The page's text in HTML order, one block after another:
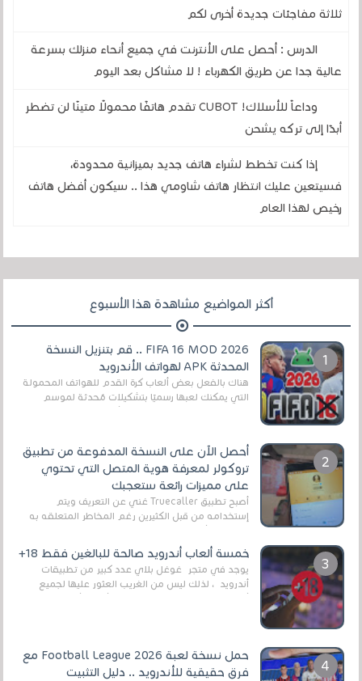
ثلاثة مفاجئات جديدة أخرى لكم
الدرس : أحصل على الأنترنت في جميع أنحاء منزلك بسرعة
عالية جدا عن طريق الكهرباء ! لا مشاكل بعد اليوم
وداعاً للأسلاك! CUBOT تقدم هاتفًا محمولًا متينًا لن تضطر
أبدًا إلى تركه يشحن
إذا كنت تخطط لشراء هاتف جديد بميزانية محدودة،
فسيتعين عليك انتظار هاتف شاومي هذا .. سيكون أفضل هاتف
رخيص لهذا العام
أكثر المواضيع مشاهدة هذا الأسبوع
FIFA 16 MOD 2026 .. قم بتنزيل النسخة
المحدثة APK لهواتف الأندرويد
هناك بالفعل بعض ألعاب كرة القدم للهواتف المحمولة
التي يمكنك لعبها رسميًا بتشكيلات مُحدثة لموسم
أحصل الآن على النسخة المدفوعة من تطبيق
تروكولر لمعرفة هوية المتصل التي تحتوي
على مميزات رائعة ستعجبك
أصبح تطبيق Truecaller غني عن التعريف ويتم
إستخدامه من قبل الكثيرين رغم المخاطر المتعلقه به
خمسة ألعاب أندرويد صالحة للبالغين فقط 18+
يوجد في متجر غوغل بلاي عدد كبير من تطبيقات
أندرويد ، لذلك ليس من الغريب العثور عليها لجميع
حمل نسخة لعبة Football League 2026 مع
فرق حقيقية للأندرويد .. دليل التثبيت